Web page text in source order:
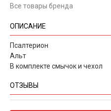
Все товары бренда
ОПИСАНИЕ
Псалтерион
Альт
В комплекте смычок и чехол
ОТЗЫВЫ